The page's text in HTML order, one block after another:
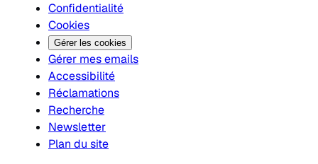
Confidentialité
Cookies
Gérer les cookies
Gérer mes emails
Accessibilité
Réclamations
Recherche
Newsletter
Plan du site